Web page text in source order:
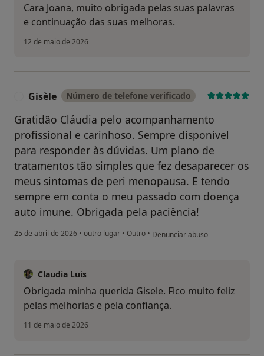
Cara Joana, muito obrigada pelas suas palavras
e continuação das suas melhoras.
12 de maio de 2026
Gisèle Número de telefone verificado
Gratidão Cláudia pelo acompanhamento
profissional e carinhoso. Sempre disponível
para responder às dúvidas. Um plano de
tratamentos tão simples que fez desaparecer os
meus sintomas de peri menopausa. E tendo
sempre em conta o meu passado com doença
auto imune. Obrigada pela paciência!
25 de abril de 2026 • outro lugar • Outro • na opinião do utilizador Gisèle
Denunciar abuso
Claudia Luis
Obrigada minha querida Gisele. Fico muito feliz
pelas melhorias e pela confiança.
11 de maio de 2026